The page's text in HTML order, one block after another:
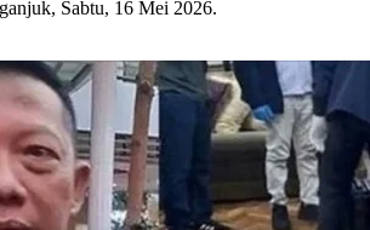
Sabtu, 16 Mei 2026.